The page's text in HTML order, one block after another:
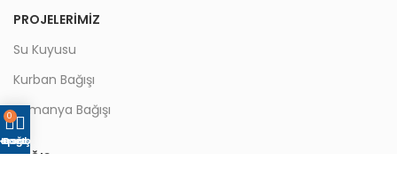
PROJELERIMIZ
Su Kuyusu
Kurban Bağışı
Kumanya Bağışı
BAĞIŞ
0
Bağış Yap